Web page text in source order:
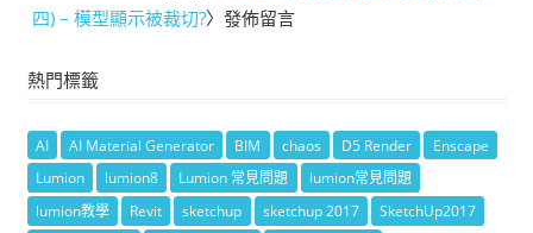
四) – 模型顯示被裁切?〉發佈留言
熱門標籤
AI AI Material Generator BIM chaos D5 Render
Enscape
Lumion
lumion8 Lumion 常見問題
lumion常見問題
lumion教學
Revit sketchup sketchup 2017
SketchUp2017